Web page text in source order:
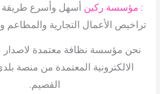
: مؤسسة ركين أسهل وأسرع
تراخيص الأعمال التجارية والمطاعم
نحن مؤسسة نظافة معتمدة لاصدار
الالكترونية المعتمدة من منصة
القصيم.